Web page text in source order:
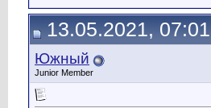
13.05.2021, 07:01
Южный
Junior Member